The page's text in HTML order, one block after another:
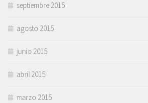
septiembre 2015
agosto 2015
junio 2015
abril 2015
marzo 2015